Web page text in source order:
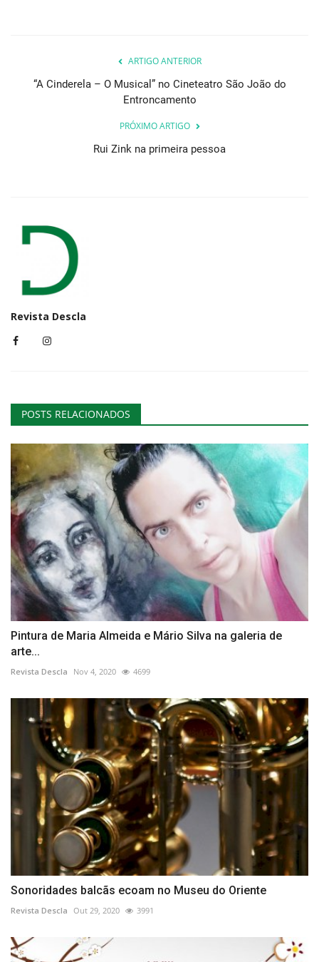
ARTIGO ANTERIOR
“A Cinderela – O Musical” no Cineteatro São João do
Entroncamento
PRÓXIMO ARTIGO
Rui Zink na primeira pessoa
Revista Descla
POSTS RELACIONADOS
Pintura de Maria Almeida e Mário Silva na galeria de
arte...
Revista Descla Nov 4, 2020 4699
Sonoridades balcãs ecoam no Museu do Oriente
Revista Descla Out 29, 2020 3991